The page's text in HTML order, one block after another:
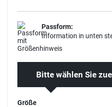
Passform:
Information in unten
Bitte wählen Sie
Größe